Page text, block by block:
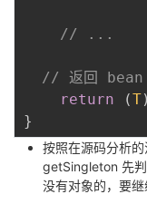
// ...
// 返回 bean
return
(T)
}
按照在源码分析
getSingleton 先
没有对象的，要继